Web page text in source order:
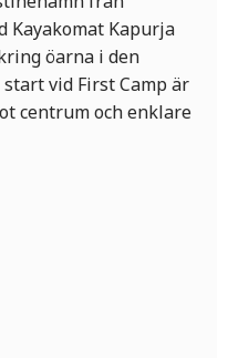
Kayakomat Kapurja
öarna i den
vid First Camp är
centrum och enklare